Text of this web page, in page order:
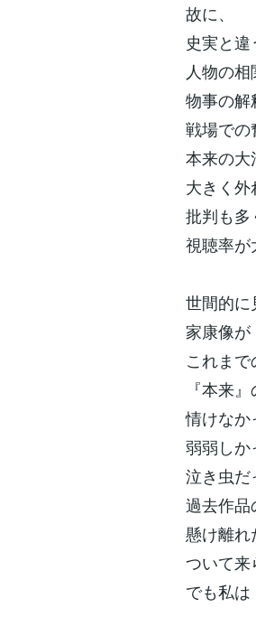
故に、
史実と
人物の
物事の解
戦場での
本来の大
大きく
批判も多
視聴率が
世間的に
家康像が
これま
『本来
情けなか
弱弱しか
泣き虫だ
過去作品
懸け離れ
ついて来
でも私